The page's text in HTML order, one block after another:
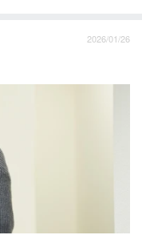
2026/01/26